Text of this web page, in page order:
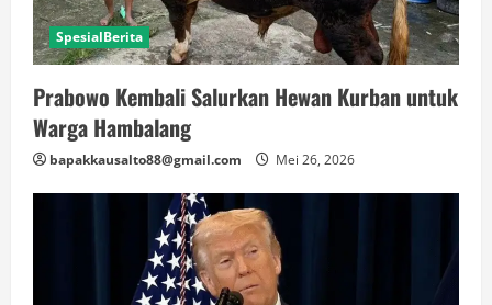
SpesialBerita
Prabowo Kembali Salurkan Hewan Kurban untuk
Warga Hambalang
bapakkausalto88@gmail.com Mei 26, 2026